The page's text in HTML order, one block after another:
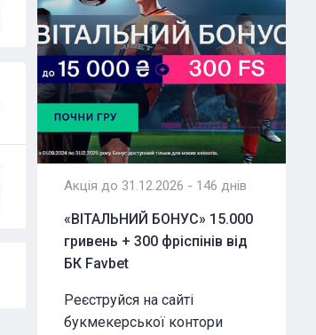
Акція до 31.12.2026 - 146 днів
«ВІТАЛЬНИЙ БОНУС» 15.000
гривень + 300 фріспінів від
БК Favbet
Реєструйся на сайті
букмекерської контори